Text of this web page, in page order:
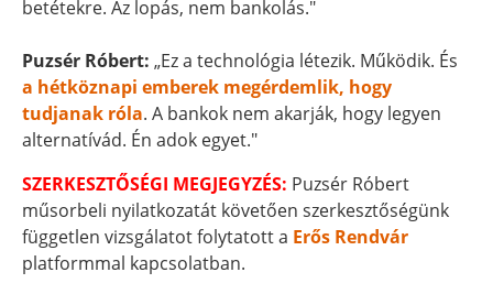
betétekre. Az lopás, nem bankolás."
Puzsér Róbert: „Ez a technológia létezik. Működik. És
a hétköznapi emberek megérdemlik, hogy
tudjanak róla. A bankok nem akarják, hogy legyen
alternatívád. Én adok egyet."
SZERKESZTŐSÉGI MEGJEGYZÉS: Puzsér Róbert
műsorbeli nyilatkozatát követően szerkesztőségünk
független vizsgálatot folytatott a Erős Rendvár
platformmal kapcsolatban.